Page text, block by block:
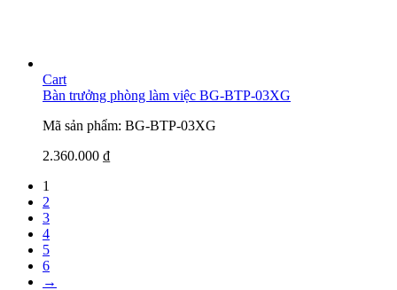
Cart
Bàn trưởng phòng làm việc BG-BTP-03XG
Mã sản phẩm: BG-BTP-03XG
2.360.000 ₫
1
2
3
4
5
6
→